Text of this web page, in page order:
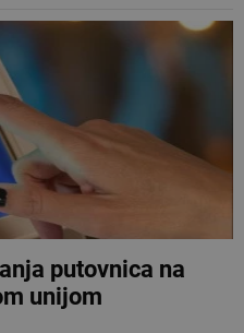
putovnica na
unijom